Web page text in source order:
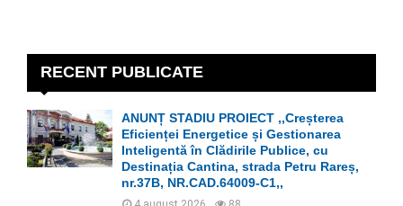
r
:
E
A
C
RECENT PUBLICATE
ANUNȚ STADIU PROIECT ,,Creșterea
Eficienței Energetice și Gestionarea
Inteligentă în Clădirile Publice, cu
Destinația Cantina, strada Petru Rareș,
nr.37B, NR.CAD.64009-C1,,